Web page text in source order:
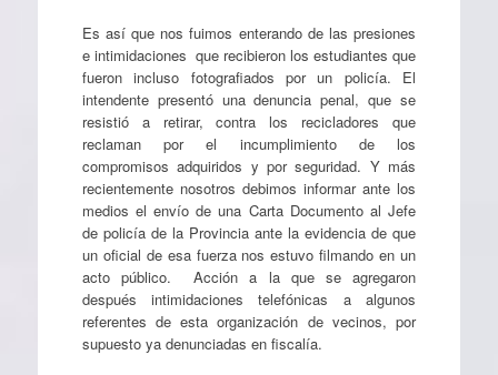
Es así que nos fuimos enterando de las presiones
e intimidaciones que recibieron los estudiantes que
fueron incluso fotografiados por un policía. El
intendente presentó una denuncia penal, que se
resistió a retirar, contra los recicladores que
reclaman por el incumplimiento de los
compromisos adquiridos y por seguridad. Y más
recientemente nosotros debimos informar ante los
medios el envío de una Carta Documento al Jefe
de policía de la Provincia ante la evidencia de que
un oficial de esa fuerza nos estuvo filmando en un
acto público. Acción a la que se agregaron
después intimidaciones telefónicas a algunos
referentes de esta organización de vecinos, por
supuesto ya denunciadas en fiscalía.